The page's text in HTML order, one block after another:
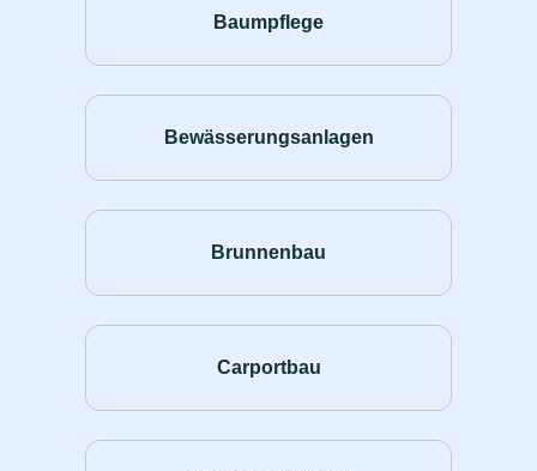
Baumpflege
Bewässerungsanlagen
Brunnenbau
Carportbau